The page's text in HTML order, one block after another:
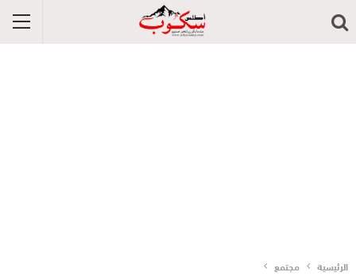
الرئيسية مجتمع